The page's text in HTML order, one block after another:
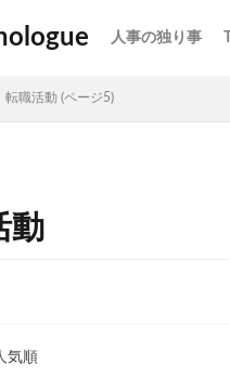
人事の独り事
転職活動 (ページ5)
動
気順